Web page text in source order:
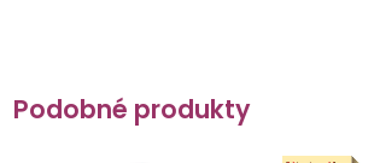
Podobné produkty